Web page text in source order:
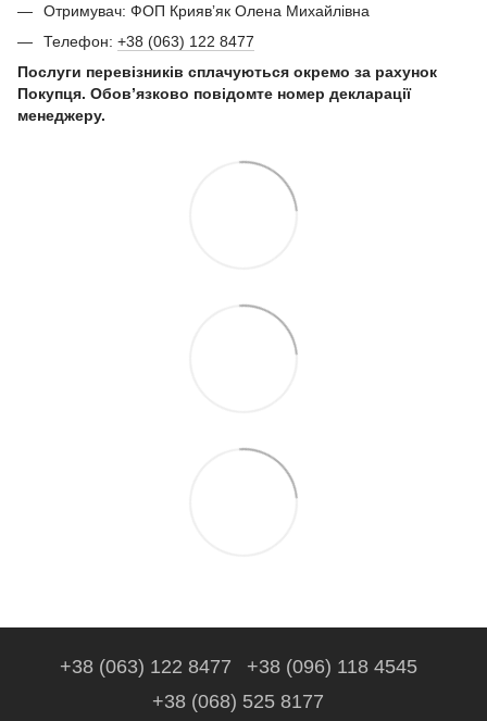
Отримувач: ФОП Криявʼяк Олена Михайлівна
Телефон: +38 (063) 122 8477
Послуги перевізників сплачуються окремо за рахунок
Покупця. Обов’язково повідомте номер декларації
менеджеру.
+38 (063) 122 8477
+38 (096) 118 4545
+38 (068) 525 8177